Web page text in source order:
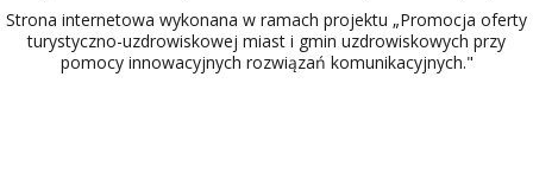
Strona internetowa wykonana w ramach projektu „Promocja oferty
turystyczno-uzdrowiskowej miast i gmin uzdrowiskowych przy
pomocy innowacyjnych rozwiązań komunikacyjnych."